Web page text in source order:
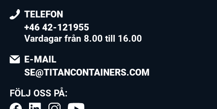
TELEFON
+46 42-121955
Vardagar från 8.00 till 16.00
E-MAIL
SE@TITANCONTAINERS.COM
FÖLJ OSS PÅ: